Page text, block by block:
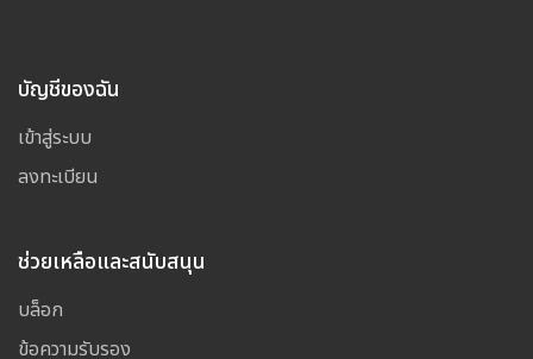
บัญชีของฉัน
เข้าสู่ระบบ
ลงทะเบียน
ช่วยเหลือและสนับสนุน
บล็อก
ข้อความรับรอง